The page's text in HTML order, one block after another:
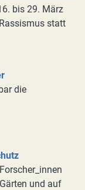
bis 29. März
statt
die
und auf